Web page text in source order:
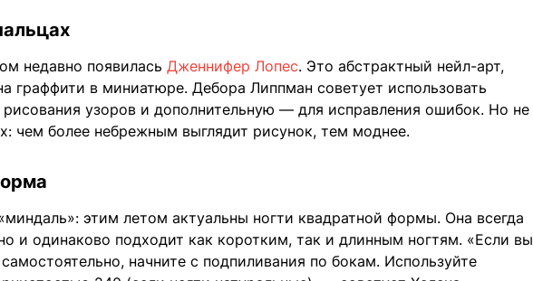
недавно появилась Дженнифер Лопес. Это абстрактный нейл-арт,
граффити в миниатюре. Дебора Липпман советует использовать
узоров и дополнительную — для исправления ошибок. Но не
чем более небрежным выглядит рисунок, тем моднее.
этим летом актуальны ногти квадратной формы. Она всегда
и одинаково подходит как коротким, так и длинным ногтям. «Если вы
начните с подпиливания по бокам. Используйте